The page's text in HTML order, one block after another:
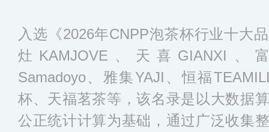
入选《2026年CNPP泡茶杯行业十大
灶KAMJOVE、天喜GIANXI、
Samadoyo、雅集YAJI、恒福
杯、天福茗茶等，该名录是以大数据
公正统计计算为基础，通过广泛收集